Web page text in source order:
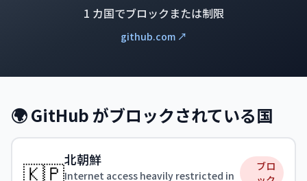
1 カ国でブロックまたは制限
github.com ↗
🌍 GitHub がブロックされている国
🇰🇵北朝鮮
Internet access heavily restricted in
ブロ